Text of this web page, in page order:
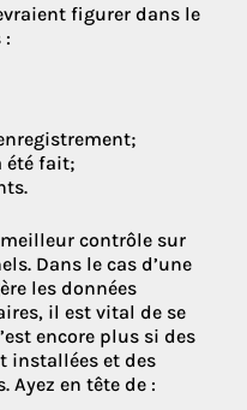
figurer dans le
:
été fait;
contrôle sur
Dans le cas d’une
les données
il est vital de se
encore plus si des
installées et des
en tête de :